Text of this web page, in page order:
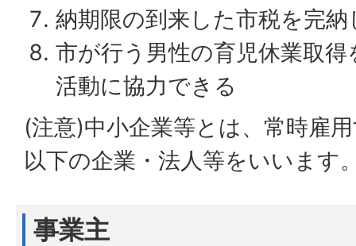
納期限の到来した市税を完
市が行う男性の育児休業取
活動に協力できる
(注意)中小企業等とは、常時雇
以下の企業・法人等をいいます
事業主